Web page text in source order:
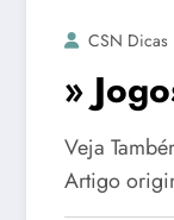
CSN Dicas
»
Veja
Artigo